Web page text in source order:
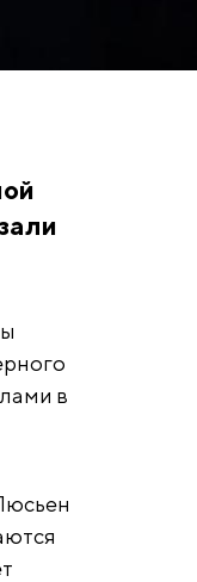
в